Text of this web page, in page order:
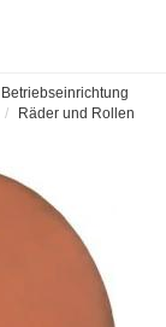
Betriebseinrichtung
Räder und Rollen